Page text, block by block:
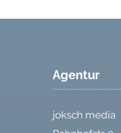
Agentur
joksch media